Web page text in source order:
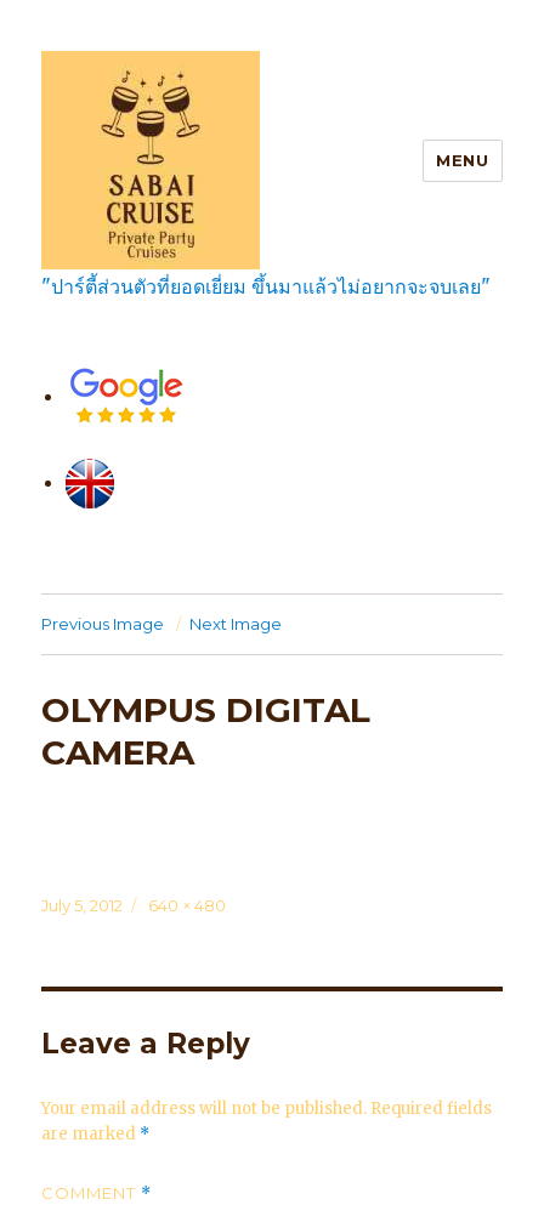
SabaiCruise Private Party Cruises
MENU
"ปาร์ตี้ส่วนตัวที่ยอดเยี่ยม ขึ้นมาแล้วไม่อยากจะจบเลย"
Previous Image Next Image
OLYMPUS DIGITAL
CAMERA
Posted
July 5, 2012
Full
640 × 480
Leave a Reply
Your email address will not be published. Required fields
are marked *
COMMENT *